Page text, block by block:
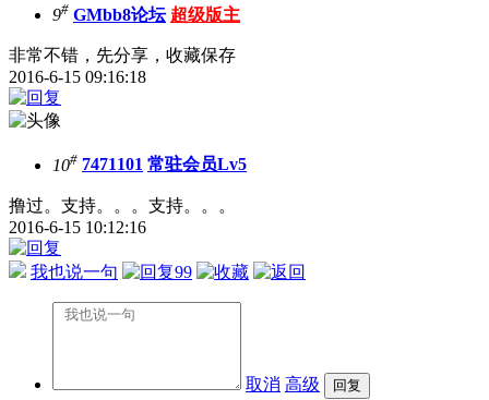
9# GMbb8论坛 超级版主
非常不错，先分享，收藏保存
2016-6-15 09:16:18
10# 7471101 常驻会员Lv5
撸过。支持。。。支持。。。
2016-6-15 10:12:16
我也说一句 99
取消 高级